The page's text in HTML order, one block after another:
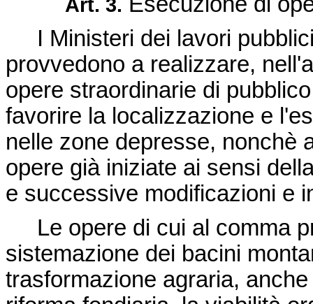
I Ministeri dei lavori
provvedono a realizzare,
opere straordinarie di
favorire la localizzazione e
nelle zone depresse, nonchè
opere già iniziate ai sensi
e successive modificazioni e
Le opere di cui al comma
sistemazione dei bacini
trasformazione agraria,